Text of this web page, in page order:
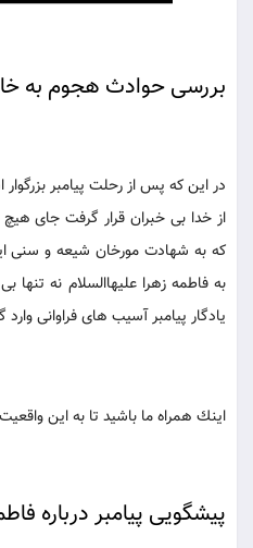
بررسى حوادث هجوم به
در اين كه پس از رحلت پيامبر
از خدا بى خبران قرار گرفت جاى
كه به شهادت مورخان شيعه و سنى
به فاطمه زهرا عليهاالسلام نه تنها
يادگار پيامبر آسيب هاى فراوانى وارد
اينك همراه ما باشيد تا به اين
پيشگويى پيامبر درباره